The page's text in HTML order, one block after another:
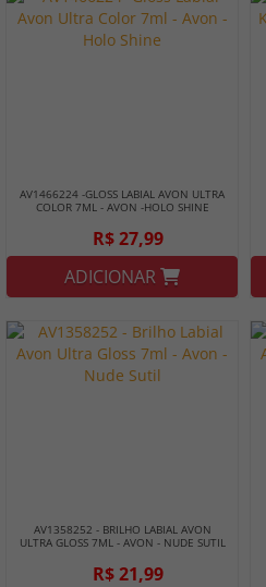
AV1466224 -GLOSS LABIAL AVON ULTRA
COLOR 7ML - AVON -HOLO SHINE
R$ 27,99
ADICIONAR
AV1358252 - BRILHO LABIAL AVON
ULTRA GLOSS 7ML - AVON - NUDE SUTIL
R$ 21,99